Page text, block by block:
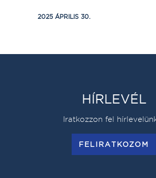
2025 ÁPRILIS 30.
HÍRLEVÉL
Iratkozzon fel
FELIRATKOZOM